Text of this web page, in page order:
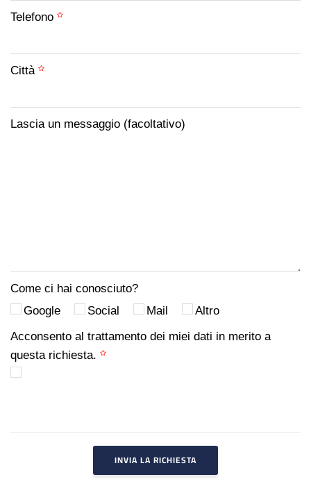
Telefono
Città
Lascia un messaggio (facoltativo)
Come ci hai conosciuto?
Google
Social Mail
Altro
Acconsento al trattamento dei miei dati in merito a
questa richiesta.
INVIA LA RICHIESTA